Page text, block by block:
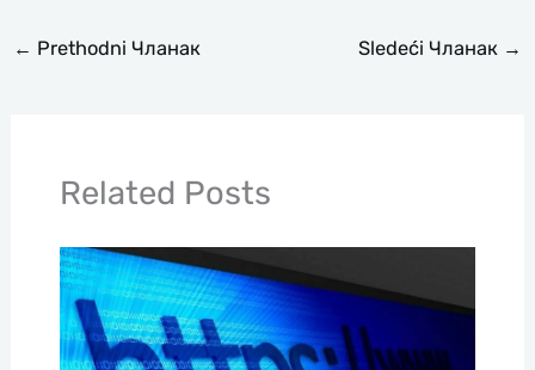
← Prethodni Чланак Sledeći Чланак →
Related Posts